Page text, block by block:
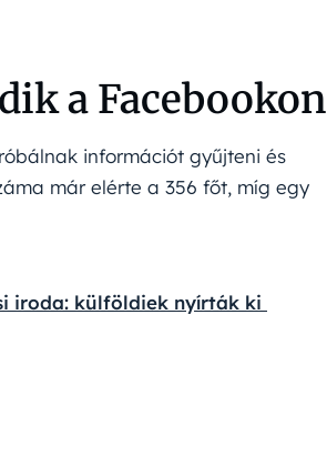
a Facebookon
információt gyűjteni és
már elérte a 356 főt, míg egy
iroda: külföldiek nyírták ki